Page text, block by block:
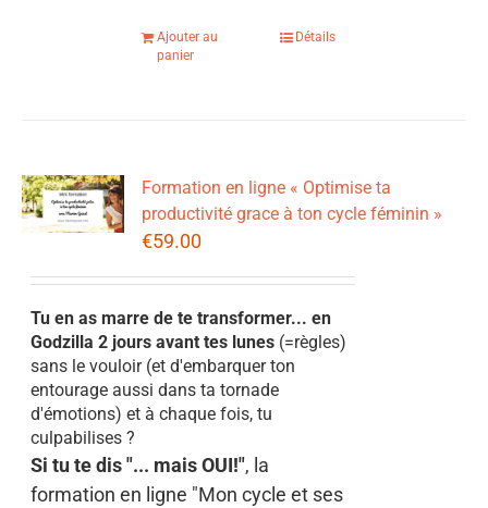
Ajouter au
panier
Détails
Formation en ligne « Optimise ta
productivité grace à ton cycle féminin »
€59.00
Tu en as marre de te transformer... en
Godzilla 2 jours avant tes lunes (=règles)
sans le vouloir (et d'embarquer ton
entourage aussi dans ta tornade
d'émotions) et à chaque fois, tu
culpabilises ?
Si tu te dis "... mais OUI!", la
formation en ligne "Mon cycle et ses